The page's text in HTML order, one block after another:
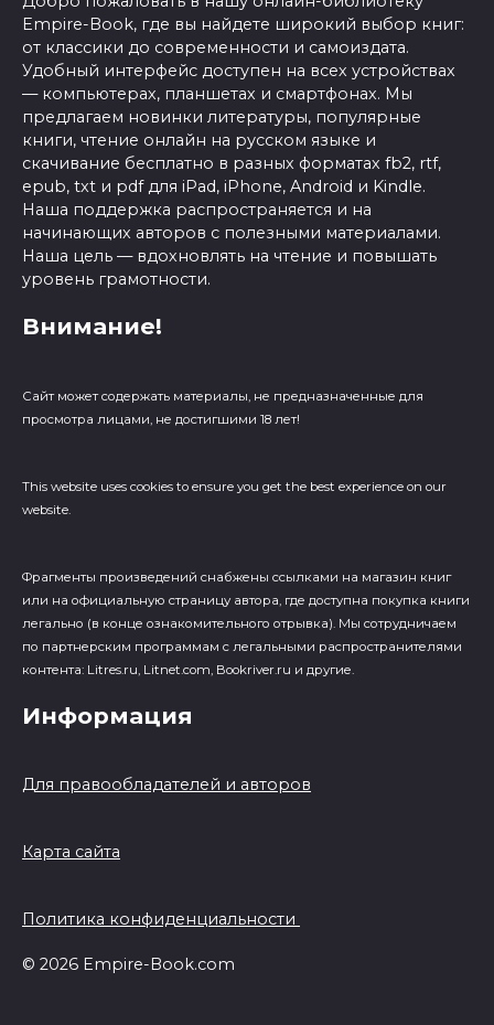
Empire-Book, где вы найдете широкий выбор книг:
от классики до современности и самоиздата.
Удобный интерфейс доступен на всех устройствах
— компьютерах, планшетах и смартфонах. Мы
предлагаем новинки литературы, популярные
книги, чтение онлайн на русском языке и
скачивание бесплатно в разных форматах fb2, rtf,
epub, txt и pdf для iPad, iPhone, Android и Kindle.
Наша поддержка распространяется и на
начинающих авторов с полезными материалами.
Наша цель — вдохновлять на чтение и повышать
уровень грамотности.
Внимание!
Сайт может содержать материалы, не предназначенные для
просмотра лицами, не достигшими 18 лет!
This website uses cookies to ensure you get the best experience on our
website.
Фрагменты произведений cнабжены ссылками на магазин книг
или на официальную страницу автора, где доступна покупка книги
легально (в конце ознакомительного отрывка). Мы сотрудничаем
по партнерским программам с легальными распространителями
контента: Litres.ru, Litnet.com, Bookriver.ru и другие.
Информация
Для правообладателей и авторов
Карта сайта
Политика конфиденциальности
© 2026 Empire-Book.com